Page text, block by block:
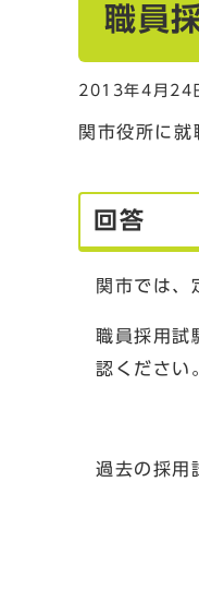
職員
2013年4月24
関市役所に就
回答
関市では、
職員採用試
認ください
過去の採用